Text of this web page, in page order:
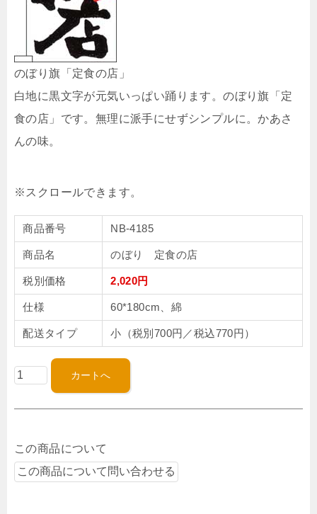
のぼり旗「定食の店」
白地に黒文字が元気いっぱい踊ります。のぼり旗「定
食の店」です。無理に派手にせずシンプルに。かあさ
んの味。
商品番号 NB-4185
商品名 のぼり 定食の店
税別価格 2,020円
仕様 60*180cm、綿
配送タイプ 小（税別700円／税込770円）
この商品について